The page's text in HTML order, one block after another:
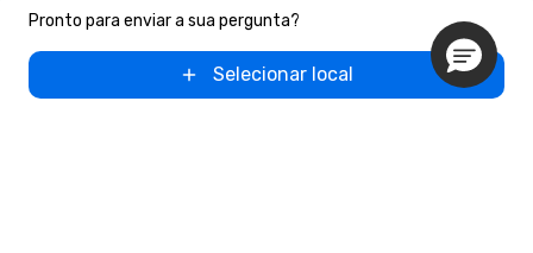
Pronto para enviar a sua pergunta?
Selecionar local